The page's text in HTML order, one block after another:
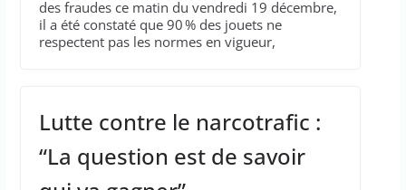
des fraudes ce matin du vendredi 19 décembre,
il a été constaté que 90 % des jouets ne
respectent pas les normes en vigueur,
Lutte contre le narcotrafic :
“La question est de savoir